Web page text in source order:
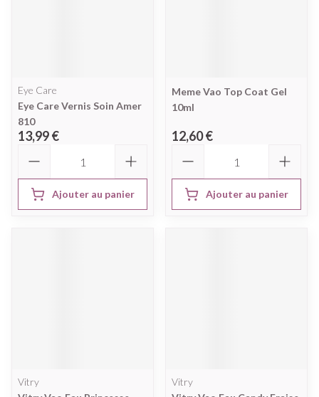
Eye Care
Eye Care Vernis Soin Amer
810
13,99 €
Ajouter au panier
Meme Vao Top Coat Gel
10ml
12,60 €
Ajouter au panier
Vitry
Vitry